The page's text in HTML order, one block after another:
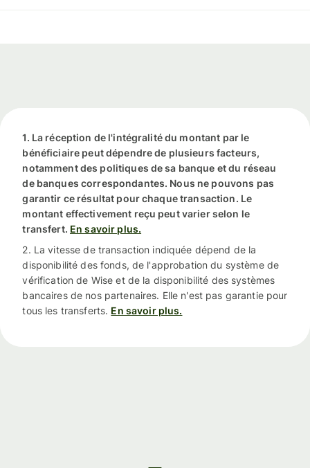
1. La réception de l'intégralité du montant par le
bénéficiaire peut dépendre de plusieurs facteurs,
notamment des politiques de sa banque et du réseau
de banques correspondantes. Nous ne pouvons pas
garantir ce résultat pour chaque transaction. Le
montant effectivement reçu peut varier selon le
transfert. En savoir plus.
2. La vitesse de transaction indiquée dépend de la
disponibilité des fonds, de l'approbation du système de
vérification de Wise et de la disponibilité des systèmes
bancaires de nos partenaires. Elle n'est pas garantie pour
tous les transferts. En savoir plus.